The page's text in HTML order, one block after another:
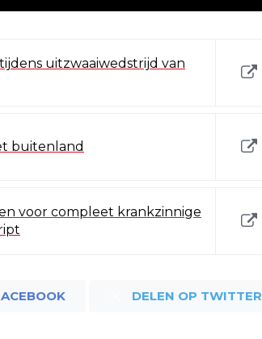
uitzwaaiwedstrijd van
buitenland
voor compleet krankzinnige
DELEN OP TWITTER